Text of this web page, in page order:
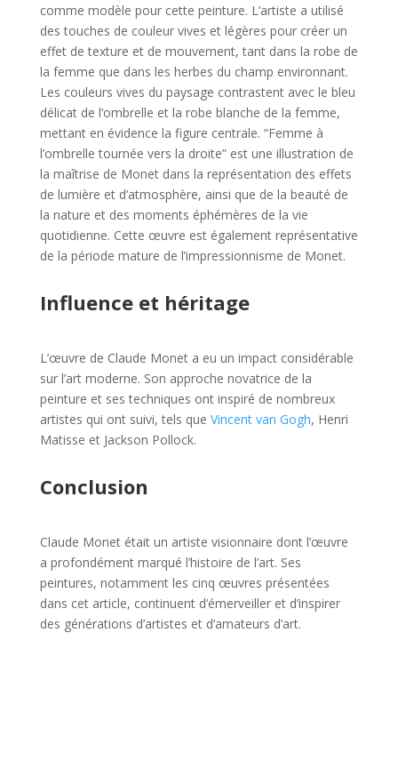
comme modèle pour cette peinture. L’artiste a utilisé
des touches de couleur vives et légères pour créer un
effet de texture et de mouvement, tant dans la robe de
la femme que dans les herbes du champ environnant.
Les couleurs vives du paysage contrastent avec le bleu
délicat de l’ombrelle et la robe blanche de la femme,
mettant en évidence la figure centrale. “Femme à
l’ombrelle tournée vers la droite” est une illustration de
la maîtrise de Monet dans la représentation des effets
de lumière et d’atmosphère, ainsi que de la beauté de
la nature et des moments éphémères de la vie
quotidienne. Cette œuvre est également représentative
de la période mature de l’impressionnisme de Monet.
Influence et héritage
L’œuvre de Claude Monet a eu un impact considérable
sur l’art moderne. Son approche novatrice de la
peinture et ses techniques ont inspiré de nombreux
artistes qui ont suivi, tels que Vincent van Gogh, Henri
Matisse et Jackson Pollock.
Conclusion
Claude Monet était un artiste visionnaire dont l’œuvre
a profondément marqué l’histoire de l’art. Ses
peintures, notamment les cinq œuvres présentées
dans cet article, continuent d’émerveiller et d’inspirer
des générations d’artistes et d’amateurs d’art.